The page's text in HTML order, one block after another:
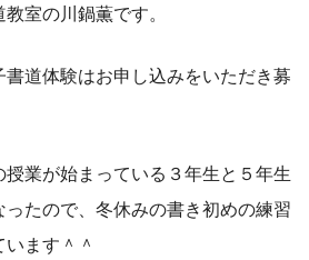
室の川鍋薫です。
書道体験はお申し込みをいただき募
業が始まっている３年生と５年生
たので、冬休みの書き初めの練習
ます＾＾